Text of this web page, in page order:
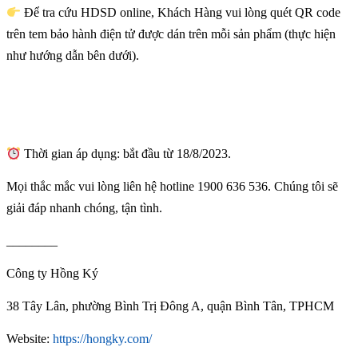
Để tra cứu HDSD online, Khách Hàng vui lòng quét QR code
trên tem bảo hành điện tử được dán trên mỗi sản phẩm (thực hiện
như hướng dẫn bên dưới).
Thời gian áp dụng: bắt đầu từ 18/8/2023.
Mọi thắc mắc vui lòng liên hệ hotline 1900 636 536. Chúng tôi sẽ
giải đáp nhanh chóng, tận tình.
Công ty Hồng Ký
38 Tây Lân, phường Bình Trị Đông A, quận Bình Tân, TPHCM
Website: https://hongky.com/